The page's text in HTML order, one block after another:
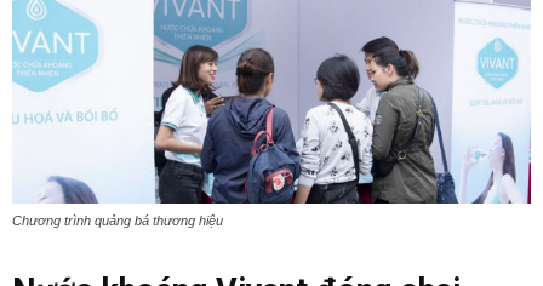
Chương trình quảng bá thương hiệu